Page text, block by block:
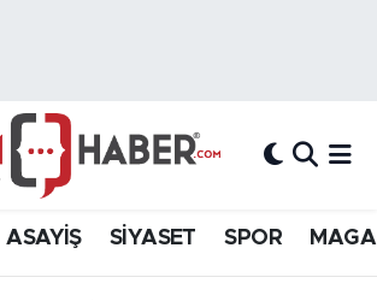
ASAYİŞ SİYASET SPOR
Durumu ve Fikstür